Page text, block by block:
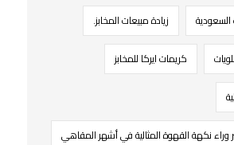
السعودية زيادة مبيعات المخابز.
كريمات ايركا للمخابز